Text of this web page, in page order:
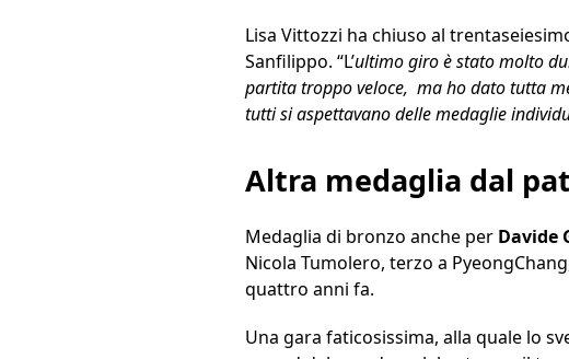
Lisa Vittozzi ha chiuso al
Sanfilippo. “L’ultimo giro è stato molto
partita troppo veloce, ma ho dato tutta
tutti si aspettavano delle medaglie
Altra medaglia dal
Medaglia di bronzo anche per Davide
Nicola Tumolero, terzo a
quattro anni fa.
Una gara faticosissima, alla quale lo